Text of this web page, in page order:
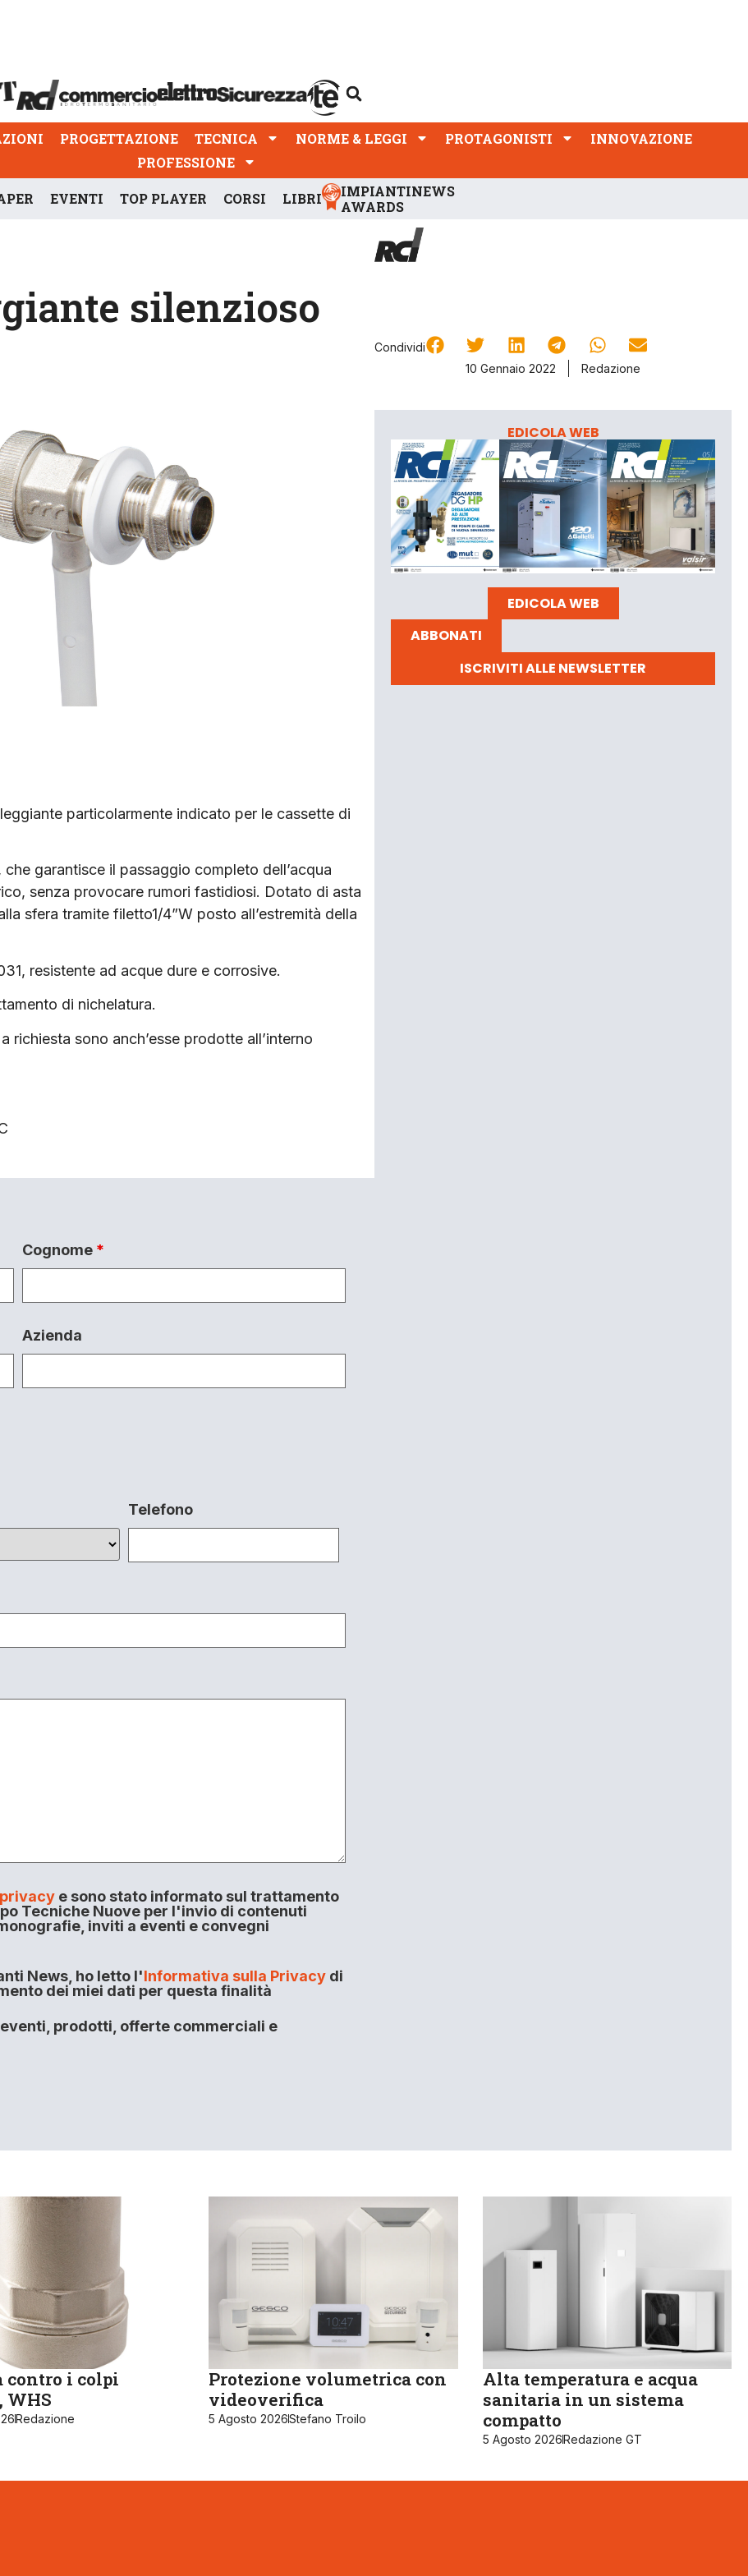
PROGETTAZIONE TECNICA NORME & LEGGI PROTAGONISTI
INNOVAZIONE
PROFESSIONE
EVENTI TOP PLAYER CORSI LIBRI
IMPIANTINEWS
AWARDS
silenzioso
Condividi
10 Gennaio 2022
Redazione
particolarmente indicato per le cassette di
garantisce il passaggio completo dell’acqua
senza provocare rumori fastidiosi. Dotato di asta
sfera tramite filetto1/4”W posto all’estremità della
resistente ad acque dure e corrosive.
di nichelatura.
sono anch’esse prodotte all’interno
Cognome *
Azienda
Telefono
e sono stato informato sul trattamento
Tecniche Nuove per l'invio di contenuti
inviti a eventi e convegni
News, ho letto l'Informativa sulla Privacydi
dei miei dati per questa finalità
prodotti, offerte commerciali e
EDICOLA WEB
EDICOLA WEB
ABBONATI
ISCRIVITI ALLE NEWSLETTER
contro i colpi
WHS
Redazione
Protezione volumetrica con
videoverifica
5 Agosto 2026Stefano Troilo
Alta temperatura e acqua
sanitaria in un sistema
compatto
5 Agosto 2026Redazione GT